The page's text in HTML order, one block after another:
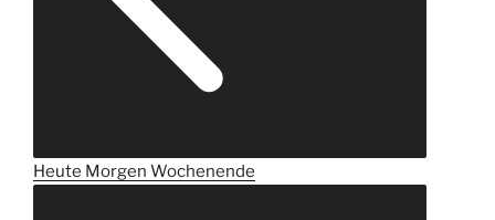
Heute Morgen Wochenende